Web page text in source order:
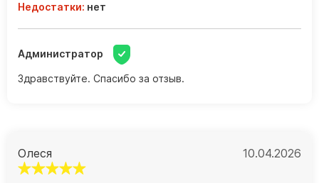
Недостатки: нет
Администратор
Здравствуйте. Спасибо за отзыв.
Олеся 10.04.2026